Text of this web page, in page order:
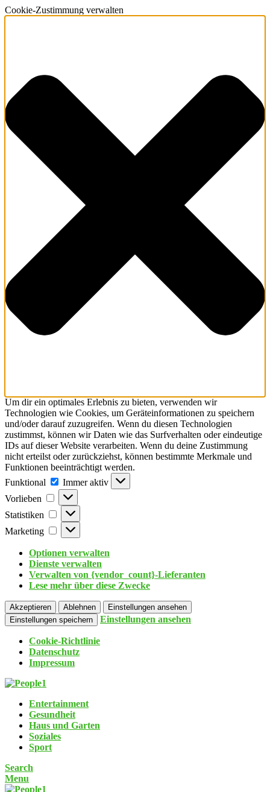
Cookie-Zustimmung verwalten
Um dir ein optimales Erlebnis zu bieten, verwenden wir
Technologien wie Cookies, um Geräteinformationen zu speichern
und/oder darauf zuzugreifen. Wenn du diesen Technologien
zustimmst, können wir Daten wie das Surfverhalten oder eindeutige
IDs auf dieser Website verarbeiten. Wenn du deine Zustimmung
nicht erteilst oder zurückziehst, können bestimmte Merkmale und
Funktionen beeinträchtigt werden.
Funktional
Immer aktiv
Vorlieben
Statistiken
Marketing
Optionen verwalten
Dienste verwalten
Verwalten von {vendor_count}-Lieferanten
Lese mehr über diese Zwecke
Akzeptieren Ablehnen
Einstellungen ansehen
Einstellungen speichern
Einstellungen ansehen
Cookie-Richtlinie
Datenschutz
Impressum
Entertainment
Gesundheit
Haus und Garten
Soziales
Sport
Search
Menu